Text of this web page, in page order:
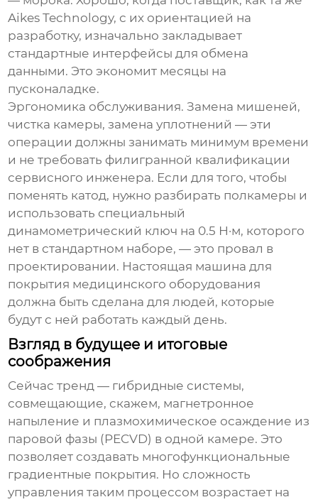
Aikes Technology, с их ориентацией на
разработку, изначально закладывает
стандартные интерфейсы для обмена
данными. Это экономит месяцы на
пусконаладке.
Эргономика обслуживания. Замена мишеней,
чистка камеры, замена уплотнений — эти
операции должны занимать минимум времени
и не требовать филигранной квалификации
сервисного инженера. Если для того, чтобы
поменять катод, нужно разбирать полкамеры и
использовать специальный
динамометрический ключ на 0.5 Н·м, которого
нет в стандартном наборе, — это провал в
проектировании. Настоящая машина для
покрытия медицинского оборудования
должна быть сделана для людей, которые
будут с ней работать каждый день.
Взгляд в будущее и итоговые
соображения
Сейчас тренд — гибридные системы,
совмещающие, скажем, магнетронное
напыление и плазмохимическое осаждение из
паровой фазы (PECVD) в одной камере. Это
позволяет создавать многофункциональные
градиентные покрытия. Но сложность
управления таким процессом возрастает на